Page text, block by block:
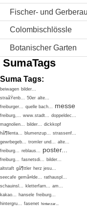
Fischer- und Gerberau
Colombischlössle
Botanischer Garten
SumaTags
Suma Tags:
beiwagen bilder...
straãŸenb... 50er alte...
freiburger... quelle bach... messe
freiburg,... www.stadt... doppeldec...
magnolien... bilder... dickkopf
hã¶llenta... blumenzup... strassenf...
gewrbegeb... tromler und... alte...
freiburg... reblaus... poster...
freiburg... fasnetsdi... bilder...
altstaft gã¶ttler herz jesu...
seecafe gemã¤lde... rathauspl...
schauinsl... kletterfarn... am...
kakao... hansele freiburg...
hintergru... fasenet hinterzar...